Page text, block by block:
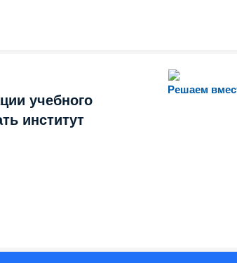
Решаем
учебного
институт